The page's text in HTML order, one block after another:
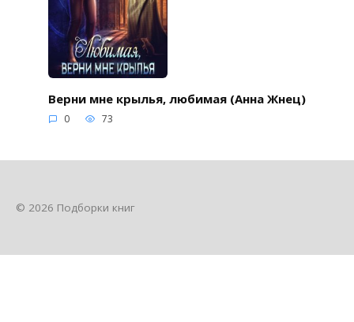
Верни мне крылья, любимая (Анна Жнец)
0 73
© 2026 Подборки книг